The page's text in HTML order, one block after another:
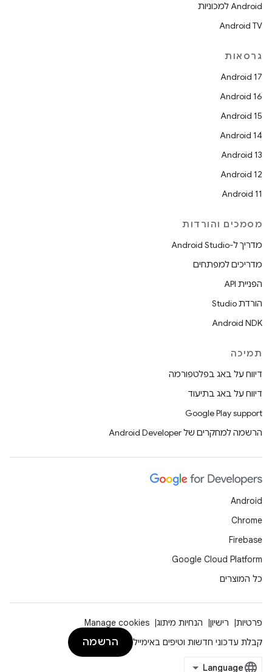
Android למכוניות
Android TV
גרסאות
Android 17
Android 16
Android 15
Android 14
Android 13
Android 12
Android 11
מסמכים והורדות
מדריך ל-Android Studio
מדריכים למפתחים
הפניית API
הורדת Studio
Android NDK
תמיכה
דיווח על באג בפלטפורמה
דיווח על באג בתיעוד
Google Play support
הרשמה למחקרים של Android Developer
Android
Chrome
Firebase
Google Cloud Platform
כל המוצרים
פרטיות רישיון הנחיות מיתוג
Manage cookies
קבלת עדכוני חדשות וטיפים באימייל
הרשמה